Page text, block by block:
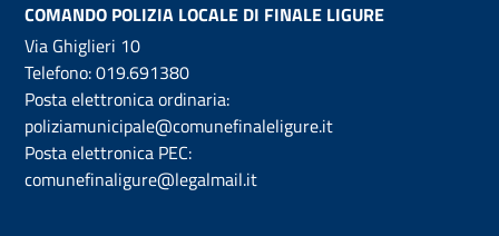
COMANDO POLIZIA LOCALE DI FINALE LIGURE
Via Ghiglieri 10
Telefono:019.691380
Posta elettronica ordinaria:
poliziamunicipale@comunefinaleligure.it
Posta elettronica PEC:
comunefinaligure@legalmail.it